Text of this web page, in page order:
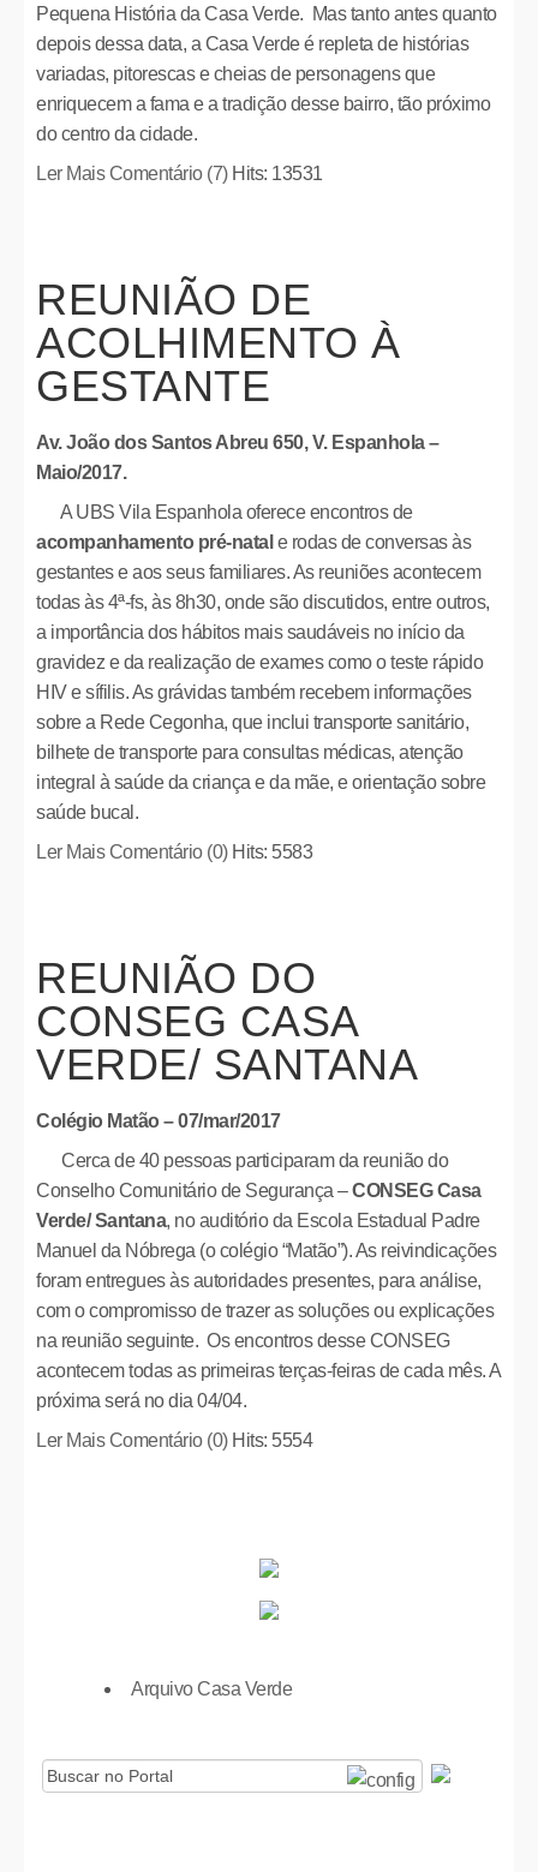
Pequena História da Casa Verde. Mas tanto antes quanto
depois dessa data, a Casa Verde é repleta de histórias
variadas, pitorescas e cheias de personagens que
enriquecem a fama e a tradição desse bairro, tão próximo
do centro da cidade.
Ler Mais Comentário (7) Hits: 13531
REUNIÃO DE
ACOLHIMENTO À
GESTANTE
Av. João dos Santos Abreu 650, V. Espanhola–
Maio/2017.
A UBS Vila Espanhola oferece encontros de
acompanhamento pré-natal e rodas de conversas às
gestantes e aos seus familiares. As reuniões acontecem
todas às 4ª-fs, às 8h30, onde são discutidos, entre outros,
a importância dos hábitos mais saudáveis no início da
gravidez e da realização de exames como o teste rápido
HIV e sífilis. As grávidas também recebem informações
sobre a Rede Cegonha, que inclui transporte sanitário,
bilhete de transporte para consultas médicas, atenção
integral à saúde da criança e da mãe, e orientação sobre
saúde bucal.
Ler Mais Comentário (0) Hits: 5583
REUNIÃO DO
CONSEG CASA
VERDE/ SANTANA
Colégio Matão – 07/mar/2017
Cerca de 40 pessoas participaram da reunião do
Conselho Comunitário de Segurança –CONSEG Casa
Verde/ Santana, no auditório da Escola Estadual Padre
Manuel da Nóbrega (o colégio “Matão”). As reivindicações
foram entregues às autoridades presentes, para análise,
com o compromisso de trazer as soluções ou explicações
na reunião seguinte. Os encontros desse CONSEG
acontecem todas as primeiras terças-feiras de cada mês. A
próxima será no dia 04/04.
Ler Mais Comentário (0) Hits: 5554
Arquivo Casa Verde